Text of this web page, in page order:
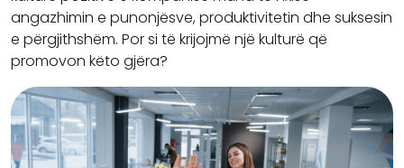
angazhimin e punonjësve, produktivitetin dhe suksesin
e përgjithshëm. Por si të krijojmë një kulturë që
promovon këto gjëra?